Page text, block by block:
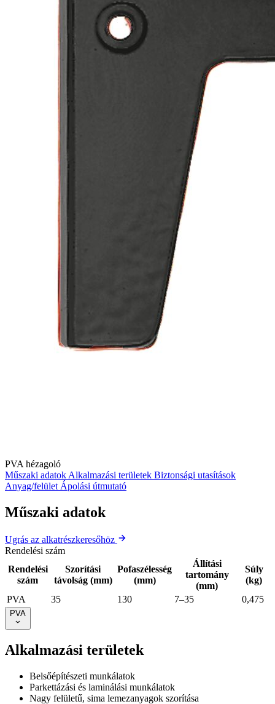
PVA hézagoló
Műszaki adatok Alkalmazási területek Biztonsági utasítások
Anyag/felület Ápolási útmutató
Műszaki adatok
Ugrás az alkatrészkeresőhöz
Rendelési szám
Rendelési
szám
Szorítási
távolság (mm)
Pofaszélesség
(mm)
Állítási
tartomány
(mm)
Súly
(kg)
PVA
35 130 7–35 0,475
PVA
Alkalmazási területek
Belsőépítészeti munkálatok
Parkettázási és laminálási munkálatok
Nagy felületű, sima lemezanyagok szorítása